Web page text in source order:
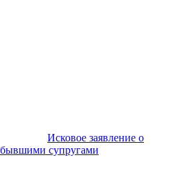
Исковое заявление о
супругами